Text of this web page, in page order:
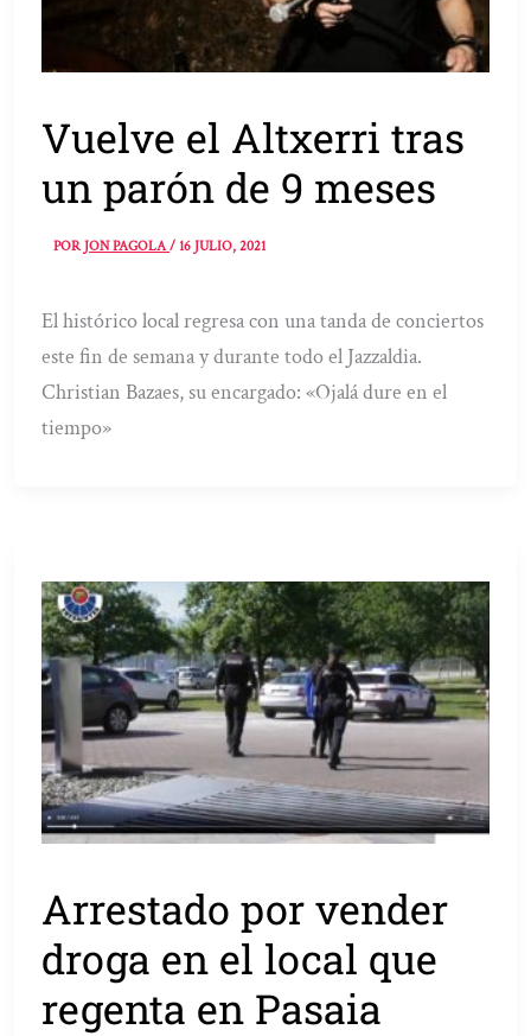
Vuelve el Altxerri tras
un parón de 9 meses
PORJON PAGOLA/16 JULIO, 2021
El histórico local regresa con una tanda de conciertos
este fin de semana y durante todo el Jazzaldia.
Christian Bazaes, su encargado: «Ojalá dure en el
tiempo»
Arrestado por vender
droga en el local que
regenta en Pasaia